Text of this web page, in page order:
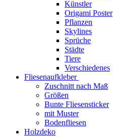
Künstler
Origami Poster
Pflanzen
Skylines
Sprüche
Städte
Tiere
Verschiedenes
Fliesenaufkleber
Zuschnitt nach Maß
Größen
Bunte Fliesensticker
mit Muster
Bodenfliesen
Holzdeko